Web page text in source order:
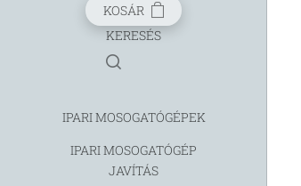
KOSÁR
KERESÉS
IPARI MOSOGATÓGÉPEK
IPARI MOSOGATÓGÉP
JAVÍTÁS